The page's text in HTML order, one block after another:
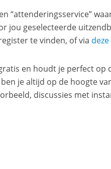
“attenderingsservice”
jou geselecteerde
te vinden, of via deze
en houdt je perfect
je altijd op de hoogte
discussies met